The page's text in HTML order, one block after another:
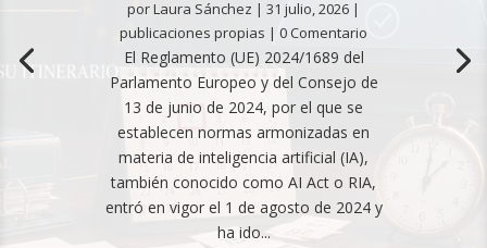
porLaura Sánchez | 31 julio, 2026 |
publicaciones propias | 0 Comentario
El Reglamento (UE) 2024/1689 del
Parlamento Europeo y del Consejo de
13 de junio de 2024, por el que se
establecen normas armonizadas en
materia de inteligencia artificial (IA),
también conocido como AI Act o RIA,
entró en vigor el 1 de agosto de 2024 y
ha ido...